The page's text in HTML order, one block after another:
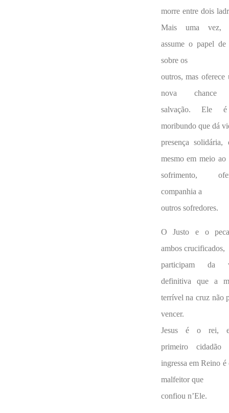
morre entre dois
Mais uma vez,
assume o papel
sobre os
outros, mas oferece
nova chance
salvação. Ele
moribundo que dá
presença solidária,
mesmo em meio ao
sofrimento,
companhia a
outros sofredores.
O Justo e o
ambos crucificados,
participam da
definitiva que a
terrível na cruz não
vencer.
Jesus é o rei,
primeiro cidadão
ingressa em Reino é
malfeitor que
confiou n’Ele.